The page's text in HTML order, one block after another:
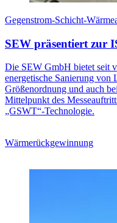
Gegenstrom-Schicht-
SEW präsentiert zur
Die SEW GmbH bietet seit
energetische Sanierung von
Größenordnung und auch
Mittelpunkt des
„GSWT“-Technologie.
Wärmerückgewinnung